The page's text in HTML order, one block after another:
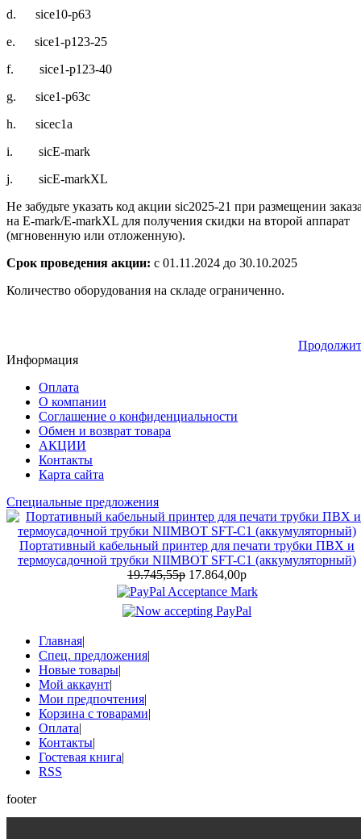
d.
sice10-p63
e.
sice1-p123-25
f.
sice1-p123-40
g.
sice1-p63c
h.
sicec1a
i.
sicE-mark
j.
sicE-markXL
Не забудьте указать код акции sic2025-21 при размещении
на E-mark/E-markXL для получения скидки на второй аппарат
(мгновенную или отложенную).
Срок проведения акции: с 01.11.2024 до 30.10.2025
Количество оборудования на складе ограниченно.
Информация
Оплата
О компании
Соглашение о конфиденциальности
Обмен и возврат товара
АКЦИИ
Контакты
Карта сайта
Специальные предложения
Портативный кабельный принтер для печати трубки ПВХ и
термоусадочной трубки NIIMBOT SFT-C1 (аккумуляторный)
19.745,55р 17.864,00р
Главная|
Спец. предложения|
Новые товары|
Мой аккаунт|
Мои предпочтения|
Корзина с товарами|
Оплата|
Контакты|
Гостевая книга|
RSS
footer